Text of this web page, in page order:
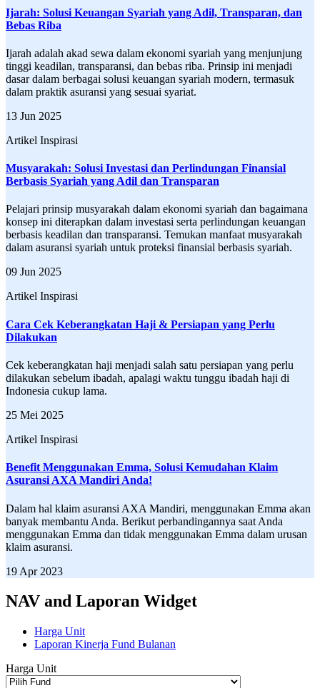
Ijarah: Solusi Keuangan Syariah yang Adil, Transparan, dan
Bebas Riba
Ijarah adalah akad sewa dalam ekonomi syariah yang menjunjung
tinggi keadilan, transparansi, dan bebas riba. Prinsip ini menjadi
dasar dalam berbagai solusi keuangan syariah modern, termasuk
dalam praktik asuransi yang sesuai syariat.
13 Jun 2025
Artikel Inspirasi
Musyarakah: Solusi Investasi dan Perlindungan Finansial
Berbasis Syariah yang Adil dan Transparan
Pelajari prinsip musyarakah dalam ekonomi syariah dan bagaimana
konsep ini diterapkan dalam investasi serta perlindungan keuangan
berbasis keadilan dan transparansi. Temukan manfaat musyarakah
dalam asuransi syariah untuk proteksi finansial berbasis syariah.
09 Jun 2025
Artikel Inspirasi
Cara Cek Keberangkatan Haji & Persiapan yang Perlu
Dilakukan
Cek keberangkatan haji menjadi salah satu persiapan yang perlu
dilakukan sebelum ibadah, apalagi waktu tunggu ibadah haji di
Indonesia cukup lama.
25 Mei 2025
Artikel Inspirasi
Benefit Menggunakan Emma, Solusi Kemudahan Klaim
Asuransi AXA Mandiri Anda!
Dalam hal klaim asuransi AXA Mandiri, menggunakan Emma akan
banyak membantu Anda. Berikut perbandingannya saat Anda
menggunakan Emma dan tidak menggunakan Emma dalam urusan
klaim asuransi.
19 Apr 2023
NAV and Laporan Widget
Harga Unit
Laporan Kinerja Fund Bulanan
Harga Unit